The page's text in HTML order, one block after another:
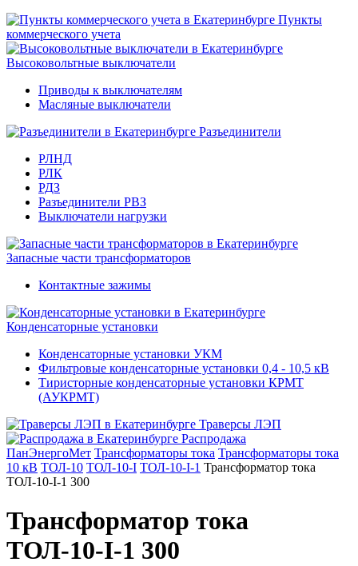
Пункты
коммерческого учета
Высоковольтные выключатели
Приводы к выключателям
Масляные выключатели
Разъединители
РЛНД
РЛК
РДЗ
Разъединители РВЗ
Выключатели нагрузки
Запасные части трансформаторов
Контактные зажимы
Конденсаторные установки
Конденсаторные установки УКМ
Фильтровые конденсаторные установки 0,4 - 10,5 кВ
Тиристорные конденсаторные установки КРМТ
(АУКРМТ)
Траверсы ЛЭП
Распродажа
ПанЭнергоМет Трансформаторы тока Трансформаторы тока
10 кВ ТОЛ-10 ТОЛ-10-I ТОЛ-10-I-1 Трансформатор тока
ТОЛ-10-I-1 300
Трансформатор тока
ТОЛ-10-I-1 300